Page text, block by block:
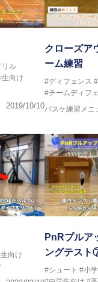
ナショナルキャンプ
2021年男子日本代表
リル
向け
2019/10/10
クローズア
ーム練習
#ディフェンス
#チームディフ
バスケ練習メニ
向け
PnRプルア
ングテス
#シュート #小